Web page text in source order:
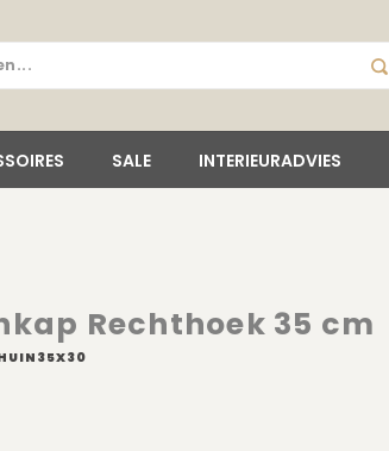
SALE INTERIEURADVIES
Rechthoek 35 cm